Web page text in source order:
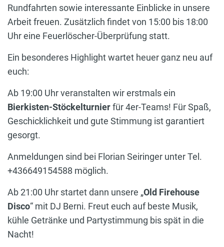
Rundfahrten sowie interessante Einblicke in unsere
Arbeit freuen. Zusätzlich findet von 15:00 bis 18:00
Uhr eine Feuerlöscher-Überprüfung statt.
Ein besonderes Highlight wartet heuer ganz neu auf
euch:
Ab 19:00 Uhr veranstalten wir erstmals ein
Bierkisten-Stöckelturnierfür 4er-Teams! Für Spaß,
Geschicklichkeit und gute Stimmung ist garantiert
gesorgt.
Anmeldungen sind bei Florian Seiringer unter Tel.
+436649154588 möglich.
Ab 21:00 Uhr startet dann unsere „Old Firehouse
Disco“ mit DJ Berni. Freut euch auf beste Musik,
kühle Getränke und Partystimmung bis spät in die
Nacht!